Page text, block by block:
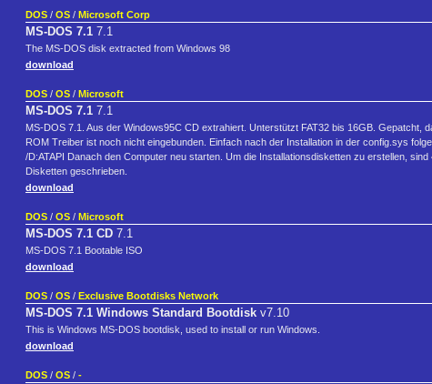
DOS / OS / Microsoft Corp
MS-DOS 7.1 7.1
The MS-DOS disk extracted from Windows 98
download
DOS / OS / Microsoft
MS-DOS 7.1 7.1
MS-DOS 7.1. Aus der Windows95C CD extrahiert. Unterstützt FAT32 bis 16GB.
ROM Treiber ist noch nicht eingebunden. Einfach nach der Installation in der config.sys
/D:ATAPI Danach den Computer neu starten. Um die Installationsdisketten zu erstellen,
Disketten geschrieben.
download
DOS / OS / Microsoft
MS-DOS 7.1 CD 7.1
MS-DOS 7.1 Bootable ISO
download
DOS / OS / Exclusive Bootdisks Network
MS-DOS 7.1 Windows Standard Bootdisk v7.10
This is Windows MS-DOS bootdisk, used to install or run Windows.
download
DOS / OS / -